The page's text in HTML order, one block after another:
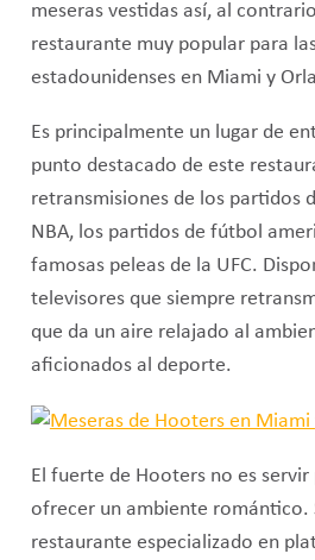
meseras vestidas así, al
restaurante muy popular para
estadounidenses en Miami y
Es principalmente un lugar de
punto destacado de este
retransmisiones de los partidos
NBA, los partidos de fútbol
famosas peleas de la UFC.
televisores que siempre
que da un aire relajado al
aficionados al deporte.
El fuerte de Hooters no es
ofrecer un ambiente romántico.
restaurante especializado en